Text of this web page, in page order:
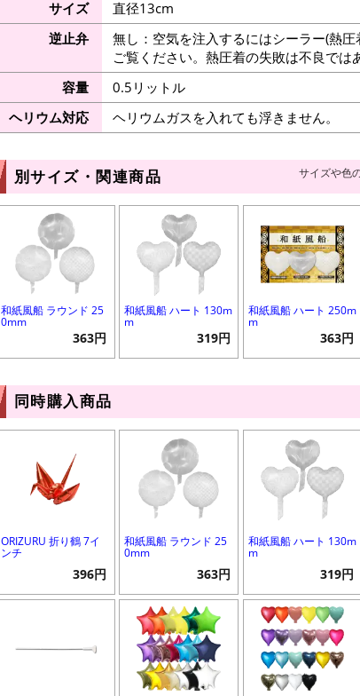
サイズ
直径13cm
逆止弁
無し：空気を注入するにはシーラー(熱
ご覧ください。熱圧着の失敗は不良では
容量
0.5リットル
ヘリウム対応
ヘリウムガスを入れても浮きません。
別サイズ・関連商品 サイズや色
和紙風船 ラウンド 25
0mm
363円
和紙風船 ハート 130m
m
319円
和紙風船 ハート 250m
m
363円
同時購入商品
ORIZURU 折り鶴 7イ
ンチ
396円
和紙風船 ラウンド 25
0mm
363円
和紙風船 ハート 130m
m
319円